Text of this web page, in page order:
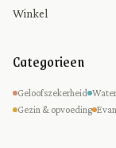
Winkel
Categorieen
Geloofszekerheid
Gezin & opvoeding